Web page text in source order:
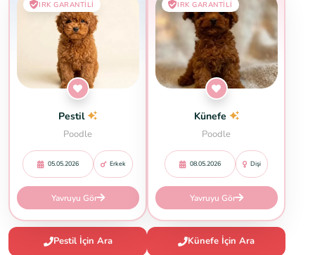
IRK GARANTILI
Pestil
Poodle
05.05.2026 Erkek
Yavruyu Gör
Pestil İçin Ara
IRK GARANTILI
Künefe
Poodle
08.05.2026 Dişi
Yavruyu Gör
Künefe İçin Ara